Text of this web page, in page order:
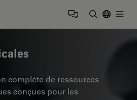
complète de ressources
conçues pour les